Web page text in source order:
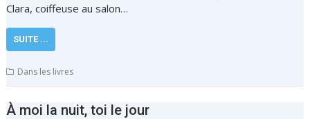
Clara, coiffeuse au salon…
SUITE ...
Dans les livres
À moi la nuit, toi le jour